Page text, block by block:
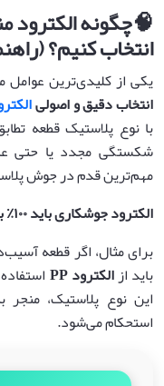
🧠چگونه
انتخاب کنیم؟
یکی از کلیدی‌ترین عوامل
انتخاب دقیق و اصولی
با نوع پلاستیک قطعه
شکستگی مجدد یا حتی
مهم‌ترین قدم در جوش
الکترود جوشکاری باید۱۰۰٪
باید ازالکترودPP
این نوع پلاستیک،
استحکام می‌شود.